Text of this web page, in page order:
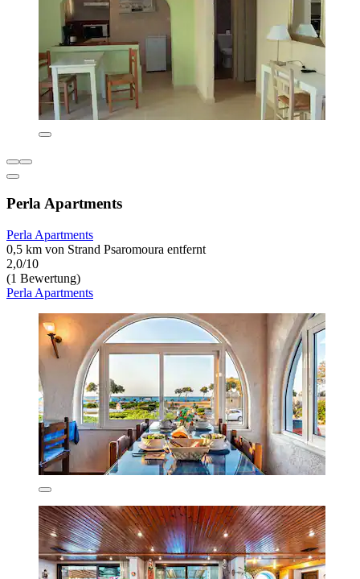
Perla Apartments
Perla Apartments
0,5 km von Strand Psaromoura entfernt
2,0/10
(1 Bewertung)
Perla Apartments